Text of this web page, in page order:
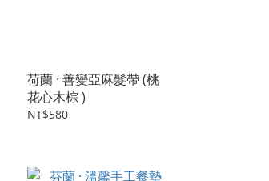
荷蘭 · 善變亞麻髮帶 (桃
花心木棕 )
NT$580